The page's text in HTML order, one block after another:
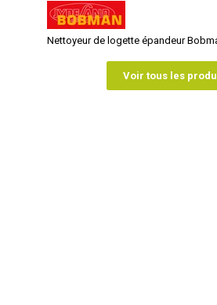
Nettoyeur de logette épandeur
Voir tous les